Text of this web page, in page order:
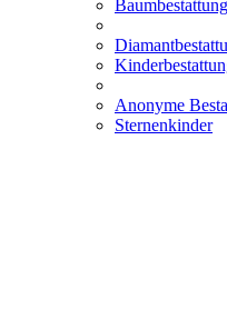
Baumbestattung
Anonyme
Sternenkinder